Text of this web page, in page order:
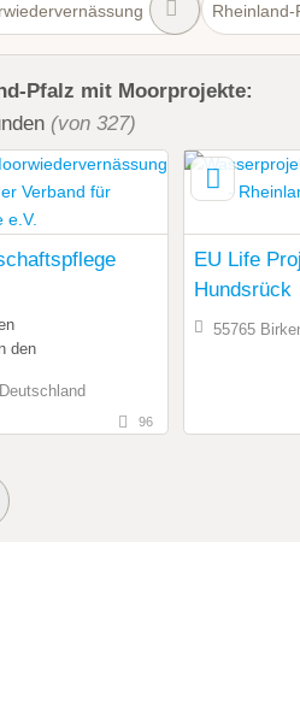
Rheinland-
Pfalz mit Moorprojekte:
(von 327)
den
96
EU Life
Hundsrück
55765